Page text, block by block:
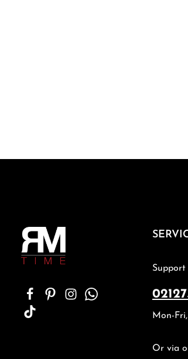
Support
Mon-
Or via